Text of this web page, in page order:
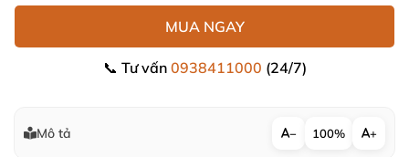
MUA NGAY
📞 Tư vấn 0938411000 (24/7)
Mô tả − 100% +